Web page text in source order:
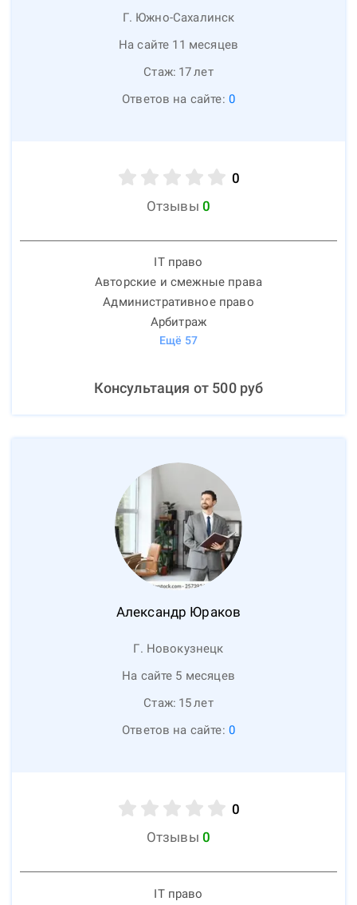
Г. Южно-Сахалинск
На сайте 11 месяцев
Стаж: 17лет
Ответов на сайте: 0
0
Отзывы 0
IT право
Авторские и смежные права
Административное право
Арбитраж
Ещё 57
Консультация от 500руб
Александр Юраков
Г. Новокузнецк
На сайте 5 месяцев
Стаж: 15лет
Ответов на сайте: 0
0
Отзывы 0
IT право